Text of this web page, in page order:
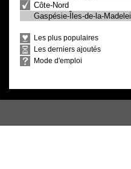
Côte-Nord
Gaspésie-Îles-de-la-
Les plus populaires
Les derniers ajoutés
Mode d'emploi